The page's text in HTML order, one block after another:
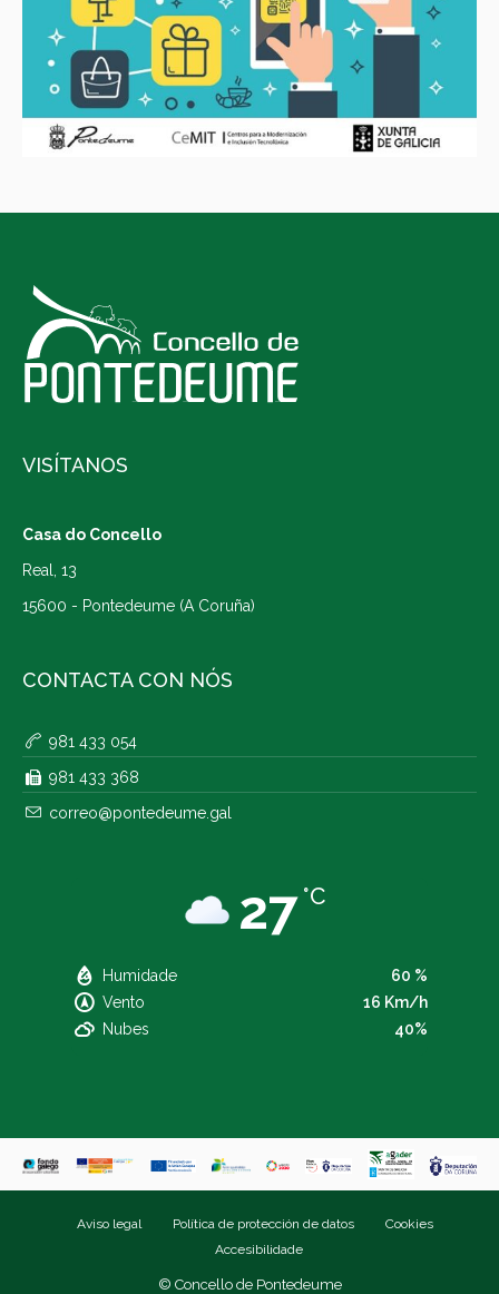
VISÍTANOS
Casa do Concello
Real, 13
15600 - Pontedeume (A Coruña)
CONTACTA CON NÓS
981 433 054
981 433 368
correo@pontedeume.gal
27 °C
Humidade
60 %
Vento
16 Km/h
Nubes
40%
Aviso legal Política de protección de datos
Cookies
Accesibilidade
© Concello de Pontedeume